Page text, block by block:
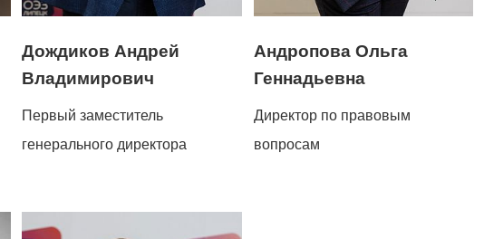
Дождиков Андрей
Владимирович
Первый заместитель
генерального директора
Андропова Ольга
Геннадьевна
Директор по правовым
вопросам